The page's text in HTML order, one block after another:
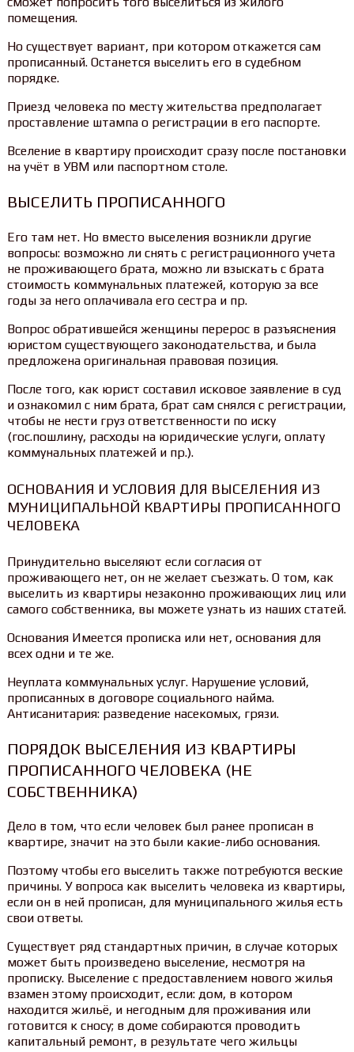
помещения.
Но существует вариант, при котором откажется сам
прописанный. Останется выселить его в судебном
порядке.
Приезд человека по месту жительства предполагает
проставление штампа о регистрации в его паспорте.
Вселение в квартиру происходит сразу после постановки
на учёт в УВМ или паспортном столе.
ВЫСЕЛИТЬ ПРОПИСАННОГО
Его там нет. Но вместо выселения возникли другие
вопросы: возможно ли снять с регистрационного учета
не проживающего брата, можно ли взыскать с брата
стоимость коммунальных платежей, которую за все
годы за него оплачивала его сестра и пр.
Вопрос обратившейся женщины перерос в разъяснения
юристом существующего законодательства, и была
предложена оригинальная правовая позиция.
После того, как юрист составил исковое заявление в суд
и ознакомил с ним брата, брат сам снялся с регистрации,
чтобы не нести груз ответственности по иску
(гос.пошлину, расходы на юридические услуги, оплату
коммунальных платежей и пр.).
ОСНОВАНИЯ И УСЛОВИЯ ДЛЯ ВЫСЕЛЕНИЯ ИЗ
МУНИЦИПАЛЬНОЙ КВАРТИРЫ ПРОПИСАННОГО
ЧЕЛОВЕКА
Принудительно выселяют если согласия от
проживающего нет, он не желает съезжать. О том, как
выселить из квартиры незаконно проживающих лиц или
самого собственника, вы можете узнать из наших статей.
Основания Имеется прописка или нет, основания для
всех одни и те же.
Неуплата коммунальных услуг. Нарушение условий,
прописанных в договоре социального найма.
Антисанитария: разведение насекомых, грязи.
ПОРЯДОК ВЫСЕЛЕНИЯ ИЗ КВАРТИРЫ
ПРОПИСАННОГО ЧЕЛОВЕКА (НЕ
СОБСТВЕННИКА)
Дело в том, что если человек был ранее прописан в
квартире, значит на это были какие-либо основания.
Поэтому чтобы его выселить также потребуются веские
причины. У вопроса как выселить человека из квартиры,
если он в ней прописан, для муниципального жилья есть
свои ответы.
Существует ряд стандартных причин, в случае которых
может быть произведено выселение, несмотря на
прописку. Выселение с предоставлением нового жилья
взамен этому происходит, если: дом, в котором
находится жильё, и негодным для проживания или
готовится к сносу; в доме собираются проводить
капитальный ремонт, в результате чего жильцы